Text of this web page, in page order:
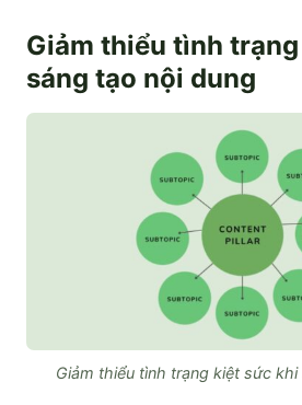
Giảm thiểu tình
sáng tạo nội dung
Giảm thiểu tình trạng kiệt sức